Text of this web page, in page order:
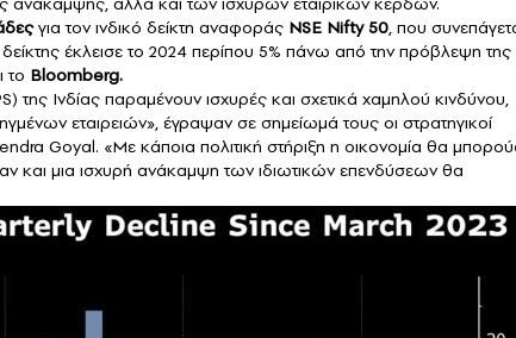
για τον ινδικό δείκτη αναφοράς NSE Nifty 50, που
έκλεισε το 2024 περίπου 5% πάνω από την πρόβλεψη της
το Bloomberg.
Ινδίας παραμένουν ισχυρές και σχετικά χαμηλού κινδύνου,
εταιρειών», έγραψαν σε σημείωμά τους οι στρατηγικοί
Goyal. «Με κάποια πολιτική στήριξη η οικονομία θα
και μια ισχυρή ανάκαμψη των ιδιωτικών επενδύσεων θα